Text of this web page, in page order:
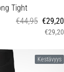
Tight
€44,95 €29,20
€29,20
Kestävyys